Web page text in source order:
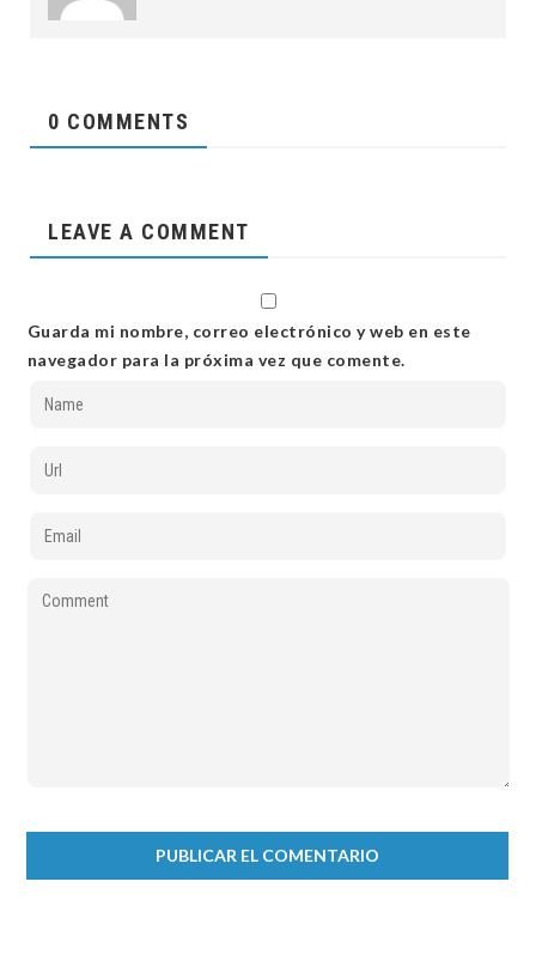
0 COMMENTS
LEAVE A COMMENT
Guarda mi nombre, correo electrónico y web en este
navegador para la próxima vez que comente.